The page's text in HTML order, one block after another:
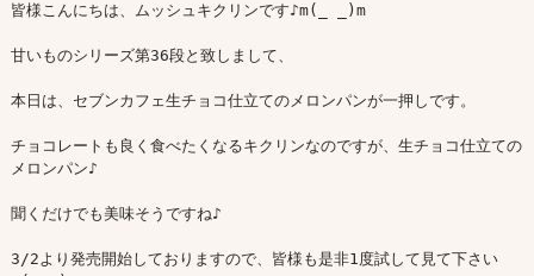
皆様こんにちは、ムッシュキクリンです♪m(_ _)m
甘いものシリーズ第36段と致しまして、
本日は、セブンカフェ生チョコ仕立てのメロンパンが一押しです。
チョコレートも良く食べたくなるキクリンなのですが、生チョコ仕立ての
メロンパン♪
聞くだけでも美味そうですね♪
3/2より発売開始しておりますので、皆様も是非1度試して見て下さい